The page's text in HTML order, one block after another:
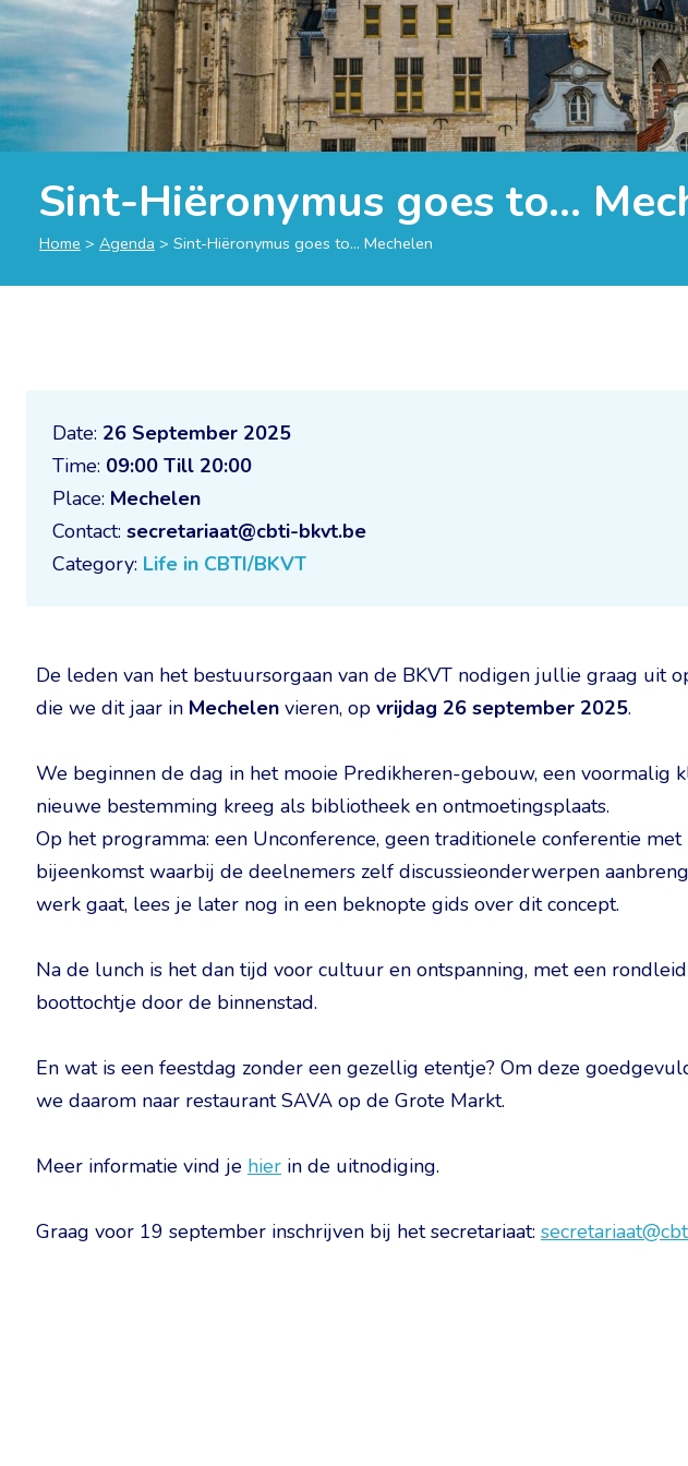
Sint-Hiëronymus goes to…
Home > Agenda > Sint-Hiëronymus goes to… Mechelen
Date: 26 September 2025
Time: 09:00 Till 20:00
Place: Mechelen
Contact: secretariaat@cbti-bkvt.be
Category: Life in CBTI/BKVT
De leden van het bestuursorgaan van de BKVT nodigen jullie graag uit
die we dit jaar in Mechelen vieren, op vrijdag 26 september 2025.
We beginnen de dag in het mooie Predikheren-gebouw, een voormalig
nieuwe bestemming kreeg als bibliotheek en ontmoetingsplaats.
Op het programma: een Unconference, geen traditionele conferentie
bijeenkomst waarbij de deelnemers zelf discussieonderwerpen
werk gaat, lees je later nog in een beknopte gids over dit concept.
Na de lunch is het dan tijd voor cultuur en ontspanning, met een
boottochtje door de binnenstad.
En wat is een feestdag zonder een gezellig etentje? Om deze
we daarom naar restaurant SAVA op de Grote Markt.
Meer informatie vind je hier in de uitnodiging.
Graag voor 19 september inschrijven bij het secretariaat: